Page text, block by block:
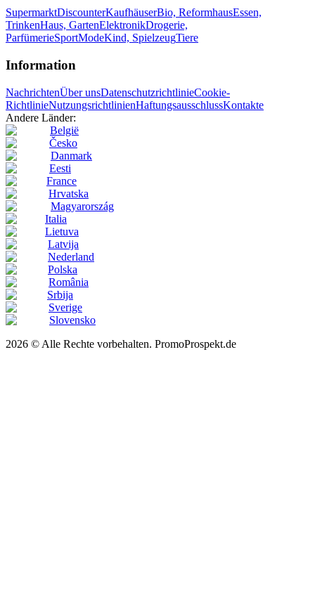
SupermarktDiscounterKaufhäuserBio, ReformhausEssen,
TrinkenHaus, GartenElektronikDrogerie,
ParfümerieSportModeKind, SpielzeugTiere
Information
NachrichtenÜber unsDatenschutzrichtlinieCookie-
RichtlinieNutzungsrichtlinienHaftungsausschlussKontakte
Andere Länder:
België
Česko
Danmark
Eesti
France
Hrvatska
Magyarország
Italia
Lietuva
Latvija
Nederland
Polska
România
Srbija
Sverige
Slovensko
2026 © Alle Rechte vorbehalten. PromoProspekt.de